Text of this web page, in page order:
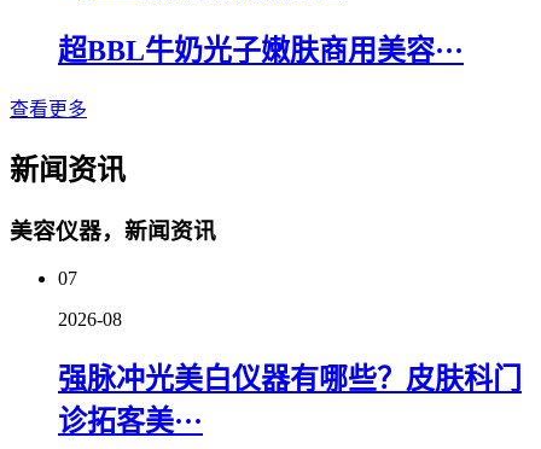
超BBL牛奶光子嫩肤商用美容···
查看更多
新闻资讯
美容仪器，新闻资讯
07
2026-08
强脉冲光美白仪器有哪些？皮肤科门
诊拓客美···